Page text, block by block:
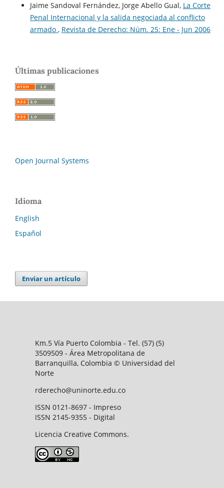
Jaime Sandoval Fernández, Jorge Abello Gual, La Corte
Penal Internacional y la salida negociada al conflicto
armado , Revista de Derecho: Núm. 25: Ene - Jun 2006
Últimas publicaciones
Open Journal Systems
Idioma
English
Español
Enviar un artículo
Km.5 Vía Puerto Colombia - Tel. (57) (5)
3509509 - Área Metropolitana de
Barranquilla, Colombia © Universidad del
Norte
rderecho@uninorte.edu.co
ISSN 0121-8697 - Impreso
ISSN 2145-9355 - Digital
Licencia Creative Commons.